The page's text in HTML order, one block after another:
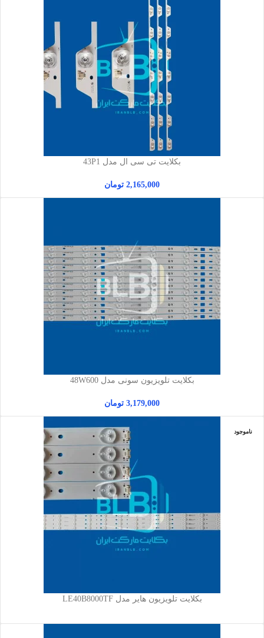
بکلایت تی سی ال مدل 43P1
2,165,000 تومان
بکلایت تلویزیون سونی مدل 48W600
3,179,000 تومان
ناموجود
بکلایت تلویزیون هایر مدل LE40B8000TF